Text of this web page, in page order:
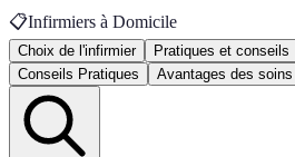
📋Infirmiers à Domicile
Choix de l'infirmier Pratiques et conseils
Conseils Pratiques
Avantages des soins